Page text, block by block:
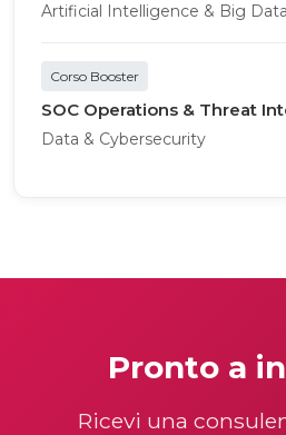
Artificial Intelligence & Big Data
Corso Booster
SOC Operations & Threat
Data & Cybersecurity
Pronto a
Ricevi una